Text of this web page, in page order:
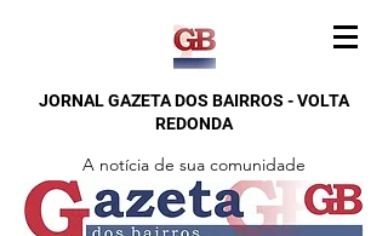
JORNAL GAZETA DOS BAIRROS - VOLTA
REDONDA
A notícia de sua comunidade